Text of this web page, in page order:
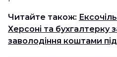
Читайте також:
Херсоні та бухгалтерку
заволодіння коштами під